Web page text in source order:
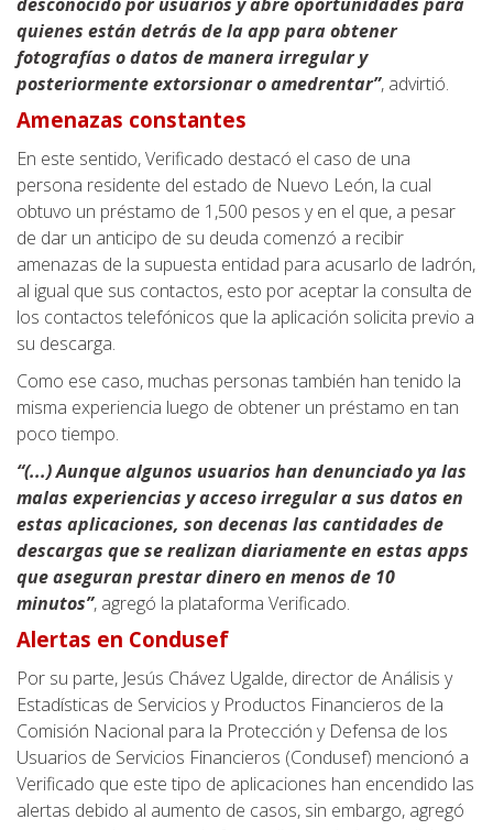
quienes están detrás de la app para obtener
fotografías o datos de manera irregular y
posteriormente extorsionar o amedrentar”, advirtió.
Amenazas constantes
En este sentido, Verificado destacó el caso de una
persona residente del estado de Nuevo León, la cual
obtuvo un préstamo de 1,500 pesos y en el que, a pesar
de dar un anticipo de su deuda comenzó a recibir
amenazas de la supuesta entidad para acusarlo de ladrón,
al igual que sus contactos, esto por aceptar la consulta de
los contactos telefónicos que la aplicación solicita previo a
su descarga.
Como ese caso, muchas personas también han tenido la
misma experiencia luego de obtener un préstamo en tan
poco tiempo.
“(...) Aunque algunos usuarios han denunciado ya las
malas experiencias y acceso irregular a sus datos en
estas aplicaciones, son decenas las cantidades de
descargas que se realizan diariamente en estas apps
que aseguran prestar dinero en menos de 10
minutos”, agregó la plataforma Verificado.
Alertas en Condusef
Por su parte, Jesús Chávez Ugalde, director de Análisis y
Estadísticas de Servicios y Productos Financieros de la
Comisión Nacional para la Protección y Defensa de los
Usuarios de Servicios Financieros (Condusef) mencionó a
Verificado que este tipo de aplicaciones han encendido las
alertas debido al aumento de casos, sin embargo, agregó